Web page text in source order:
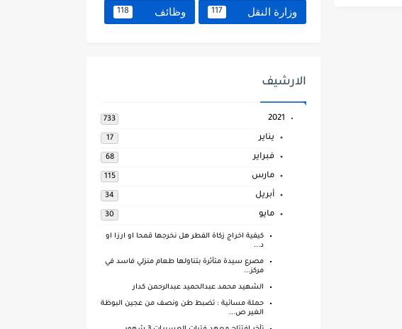
وزارة النقل 117 وظائف 118
الارشيف
2021
733
يناير 17
فبراير 68
مارس 115
أبريل 34
مايو 30
كيفية اخراج زكاة الفطر هل نخرجها قمحا او ارزا او
د...
مصرع سيدة متأثرة بتناولها طعام منزلي فاسد في
مركز...
الشهيد محمد عبدالحميد عبدالرحمن كدار
حملة مسائية : تضبط طن ونصف من عجين البوظة
الغير ص...